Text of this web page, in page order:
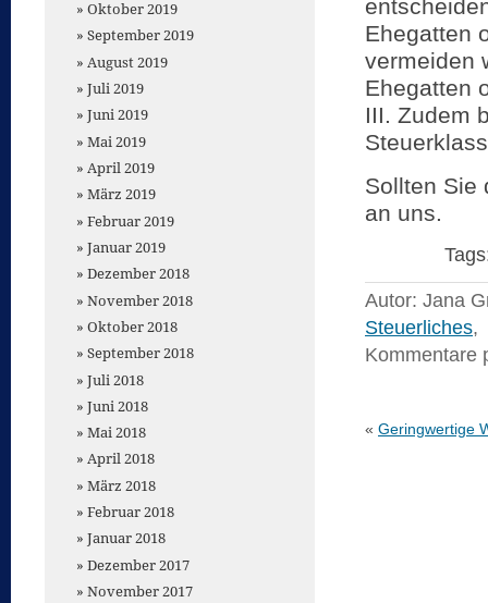
Ehegatten
vermeiden
Ehegatten
III. Zudem
Sollten Sie
an uns.
Autor: Jana
Steuerliches,
Kommentare
« Geringwertige
Oktober 2019
September 2019
August 2019
Juli 2019
Juni 2019
Mai 2019
April 2019
März 2019
Februar 2019
Januar 2019
Dezember 2018
November 2018
Oktober 2018
September 2018
Juli 2018
Juni 2018
Mai 2018
April 2018
März 2018
Februar 2018
Januar 2018
Dezember 2017
November 2017